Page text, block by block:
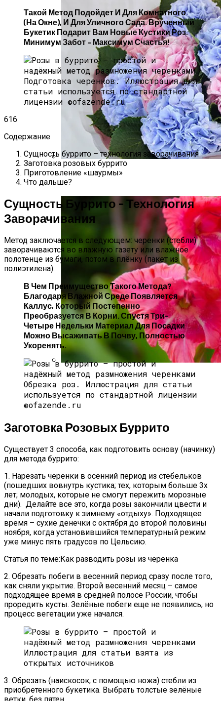
Букеты Из Гортензий: Особенности
Цветов, Поводы Для Дарения
Весенняя Посадка Гладиолуса: Сроки,
Пошаговая Инструкция И Уход
Такой Метод Подойдет И Для Комнатного
(на Окне), И Для Уличного Сада. Врученный
Букетик Подарит Вам Новые Кустики Роз.
Минимум Забот – Максимум Счастья!
Подготовка черенков.Иллюстрация для
статьи используется по стандартной
лицензии ©ofazende.ru
616
Содержание
Сущность буррито – технология заворачивания
Заготовка розовых буррито
Приготовление «шаурмы»
Что дальше?
Сущность Буррито – Технология
Заворачивания
Метод заключается в следующем: черенки (стебли)
заворачиваются во влажную газету или влажное
полотенце из бумаги, потом в плёнку (пакет из
полиэтилена).
В Чем Преимущество Такого Метода?
Благодаря Влажной Среде Появляется
Каллус, Который Постепенно
Преобразуется В Корни. Спустя Три-
Четыре Недельки Материал Для Посадки
Можно Высаживать В Почву, Полностью
Укоренять.
Обрезка роз. Иллюстрация для статьи
используется по стандартной лицензии
©ofazende.ru
Заготовка Розовых Буррито
Существует 3 способа, как подготовить основу (начинку)
для метода буррито:
1. Нарезать черенки в осенний период из стебельков
(пошедших вовнутрь кустика; тех, которым больше 3х
лет; молодых, которые не смогут пережить морозные
дни). Делайте все это, когда розы закончили цвести и
начали подготовку к зимнему «отдыху». Подходящее
время – сухие денечки с октября до второй половины
ноября, когда установившийся температурный режим
уже минус пять градусов по Цельсию.
Статья по теме:Как разводить розы из черенка
2. Обрезать побеги в весенний период сразу после того,
как сняли укрытие. Второй весенний месяц – самое
подходящее время в средней полосе России, чтобы
проредить кусты. Зелёные побеги еще не появились, но
процесс вегетации уже начался.
Иллюстрация для статьи взята из
открытых источников
3. Обрезать (наискосок, с помощью ножа) стебли из
приобретенного букетика. Выбрать толстые зелёные